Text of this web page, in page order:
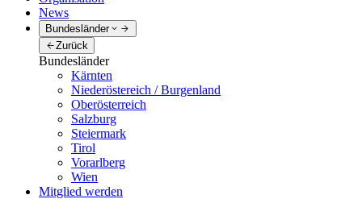
News
Bundesländer
Zurück
Bundesländer
Kärnten
Niederöstereich / Burgenland
Oberösterreich
Salzburg
Steiermark
Tirol
Vorarlberg
Wien
Mitglied werden